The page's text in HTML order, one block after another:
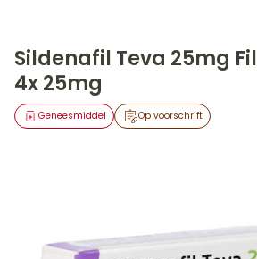
Sildenafil Teva 25mg
4x 25mg
Op voorschrift
Geneesmiddel